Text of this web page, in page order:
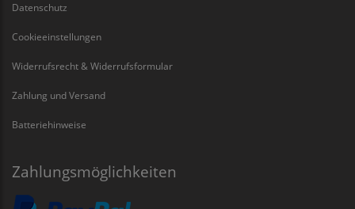
Datenschutz
Cookieeinstellungen
Widerrufsrecht & Widerrufsformular
Zahlung und Versand
Batteriehinweise
Zahlungsmöglichkeiten